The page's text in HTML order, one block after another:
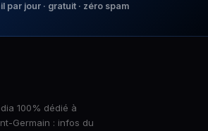
par jour · gratuit · zéro spam
100% dédié à
Germain : infos du